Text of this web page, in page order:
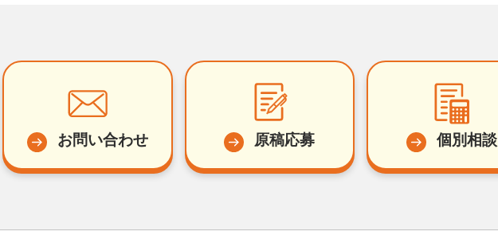
お問い合わせ 原稿応募 個別相談